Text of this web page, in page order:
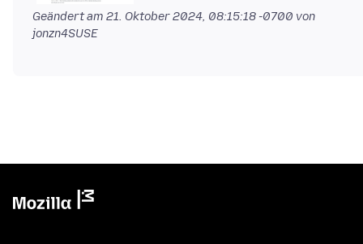
Geändert am 21. Oktober 2024, 08:15:18 -0700 von
jonzn4SUSE